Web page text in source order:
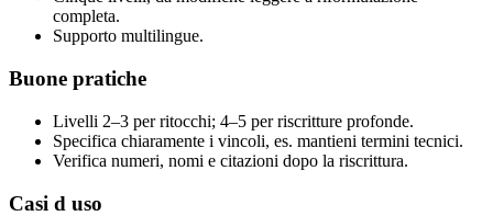
completa.
Supporto multilingue.
Buone pratiche
Livelli 2–3 per ritocchi; 4–5 per riscritture profonde.
Specifica chiaramente i vincoli, es. mantieni termini tecnici.
Verifica numeri, nomi e citazioni dopo la riscrittura.
Casi d uso